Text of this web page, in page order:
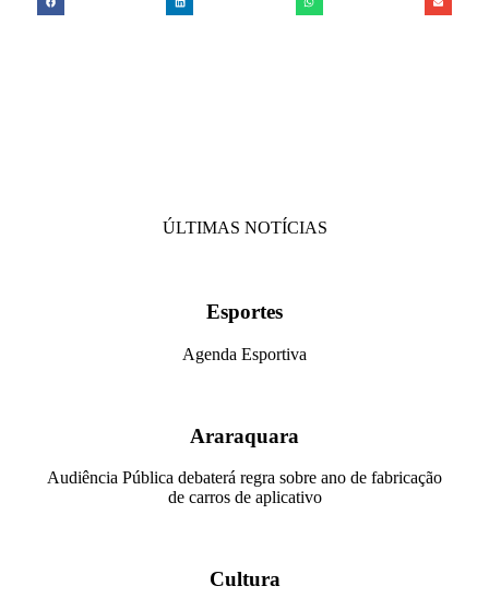
ÚLTIMAS NOTÍCIAS
Esportes
Agenda Esportiva
Araraquara
Audiência Pública debaterá regra sobre ano de fabricação
de carros de aplicativo
Cultura